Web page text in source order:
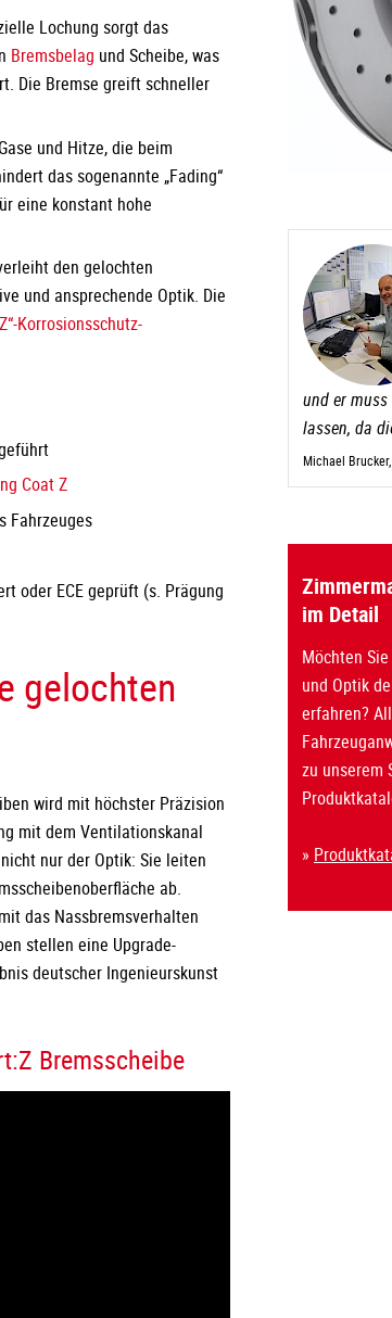
Lochung sorgt das
Bremsbelag und Scheibe, was
Die Bremse greift schneller
und Hitze, die beim
das sogenannte „Fading“
eine konstant hohe
den gelochten
und ansprechende Optik. Die
Korrosionsschutz-
Coat Z
Fahrzeuges
oder ECE geprüft (s. Prägung
gelochten
wird mit höchster Präzision
mit dem Ventilationskanal
nur der Optik: Sie leiten
ab.
das Nassbremsverhalten
stellen eine Upgrade-
deutscher Ingenieurskunst
Bremsscheibe
und er
lassen, da
Michael
im Detail
Möchten
und Optik
erfahren?
zu unserem
»